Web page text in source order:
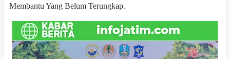
Membantu Yang Belum Terungkap.